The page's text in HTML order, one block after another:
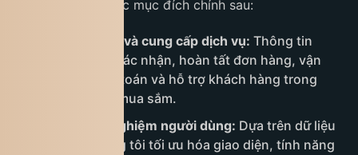
khách hàng với các mục đích chính sau:
Xử lý đơn hàng và cung cấp dịch vụ: Thông tin
được dùng để xác nhận, hoàn tất đơn hàng, vận
chuyển, thanh toán và hỗ trợ khách hàng trong
suốt quá trình mua sắm.
Cải thiện trải nghiệm người dùng: Dựa trên dữ liệu
thu thập, chúng tôi tối ưu hóa giao diện, tính năng